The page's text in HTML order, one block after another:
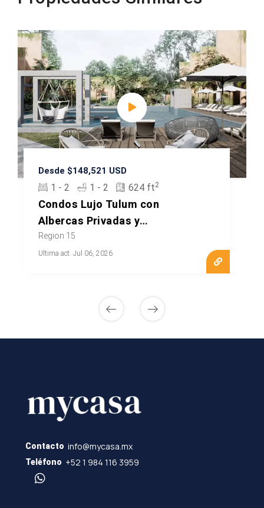
Desde $148,521 USD
1 - 2 1 - 2 624 ft2
Condos Lujo Tulum con
Albercas Privadas y
Amenidades
Region 15
Ultima act. Jul 06, 2026
Contacto info@mycasa.mx
Teléfono +52 1 984 116 3959